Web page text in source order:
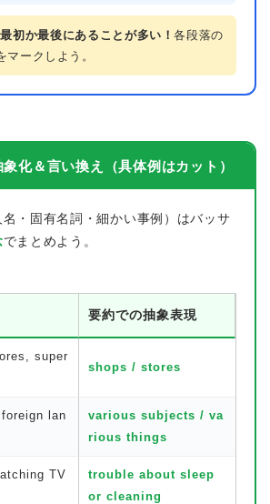
初か最後にあることが多い！各段落の
マークしよう。
化＆言い換え（具体例はカット）
・固有名詞・細かい事例）はバッサ
でまとめよう。
要約での抽象表現
super
shops / stores
lan
various subjects / va
rious things
TV
trouble about sleep
or cleaning